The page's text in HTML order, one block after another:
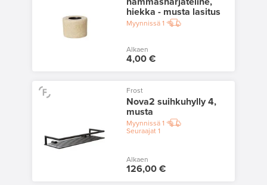
hiekka - musta lasitus
Myynnissä1
Alkaen
4,00 €
Frost
Nova2 suihkuhylly 4,
musta
Myynnissä1
Seuraajat1
Alkaen
126,00 €